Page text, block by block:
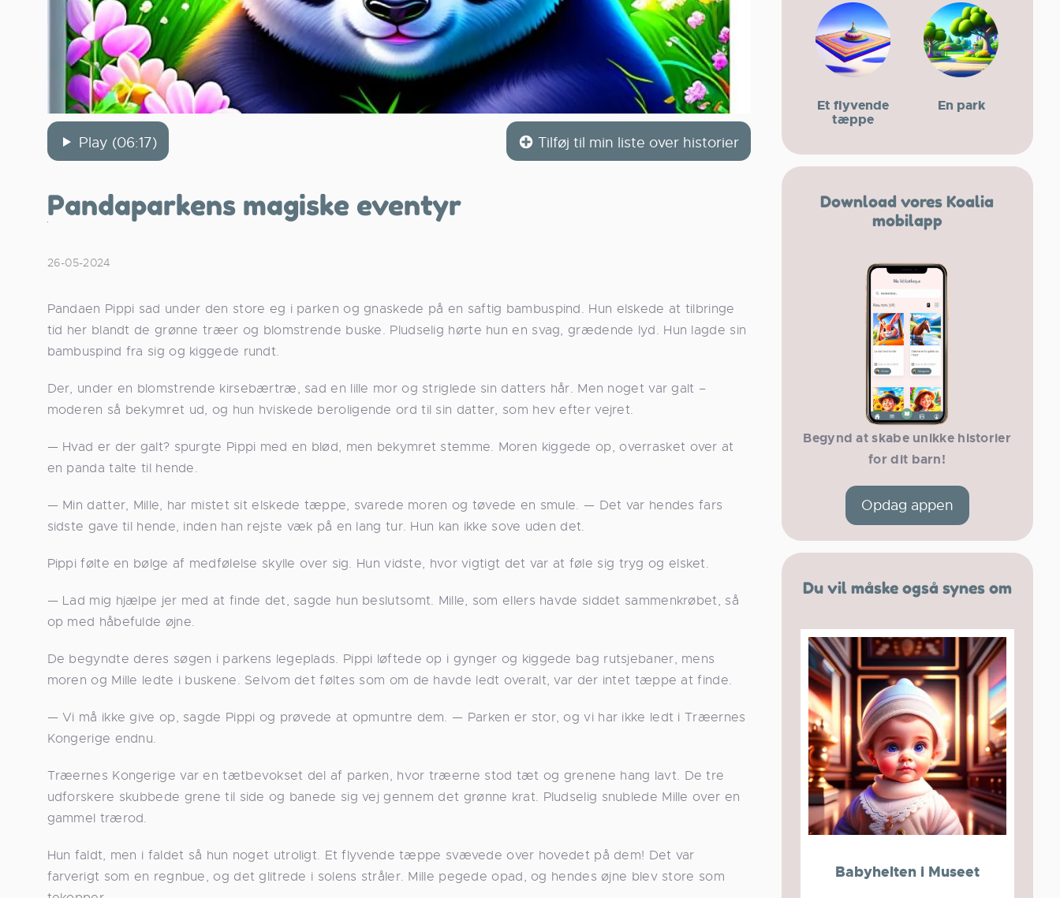
Play (06:17) Tilføj til min liste over historier
Pandaparkens magiske eventyr
26-05-2024
Pandaen Pippi sad under den store eg i parken og gnaskede på en saftig bambuspind. Hun elskede at tilbringe
tid her blandt de grønne træer og blomstrende buske. Pludselig hørte hun en svag, grædende lyd. Hun lagde sin
bambuspind fra sig og kiggede rundt.
Der, under en blomstrende kirsebærtræ, sad en lille mor og striglede sin datters hår. Men noget var galt –
moderen så bekymret ud, og hun hviskede beroligende ord til sin datter, som hev efter vejret.
— Hvad er der galt? spurgte Pippi med en blød, men bekymret stemme. Moren kiggede op, overrasket over at
en panda talte til hende.
— Min datter, Mille, har mistet sit elskede tæppe, svarede moren og tøvede en smule. — Det var hendes fars
sidste gave til hende, inden han rejste væk på en lang tur. Hun kan ikke sove uden det.
Pippi følte en bølge af medfølelse skylle over sig. Hun vidste, hvor vigtigt det var at føle sig tryg og elsket.
— Lad mig hjælpe jer med at finde det, sagde hun beslutsomt. Mille, som ellers havde siddet sammenkrøbet, så
op med håbefulde øjne.
De begyndte deres søgen i parkens legeplads. Pippi løftede op i gynger og kiggede bag rutsjebaner, mens
moren og Mille ledte i buskene. Selvom det føltes som om de havde ledt overalt, var der intet tæppe at finde.
— Vi må ikke give op, sagde Pippi og prøvede at opmuntre dem. — Parken er stor, og vi har ikke ledt i Træernes
Kongerige endnu.
Træernes Kongerige var en tætbevokset del af parken, hvor træerne stod tæt og grenene hang lavt. De tre
udforskere skubbede grene til side og banede sig vej gennem det grønne krat. Pludselig snublede Mille over en
gammel trærod.
Hun faldt, men i faldet så hun noget utroligt. Et flyvende tæppe svævede over hovedet på dem! Det var
farverigt som en regnbue, og det glitrede i solens stråler. Mille pegede opad, og hendes øjne blev store som
Et flyvende
tæppe
En park
Download vores Koalia
mobilapp
Begynd at skabe unikke historier
for dit barn!
Opdag appen
Du vil måske også synes om
Babyhelten i Museet